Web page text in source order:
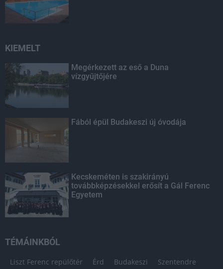
KIEMELT
Megérkezett az eső a Duna
vízgyűjtőjére
Fából épül Budakeszi új óvodája
Kecskeméten is szakirányú
továbbképzésekkel erősít a Gál Ferenc
Egyetem
TÉMÁINKBÓL
Liszt Ferenc repülőtér Érd Budakeszi Szentendre